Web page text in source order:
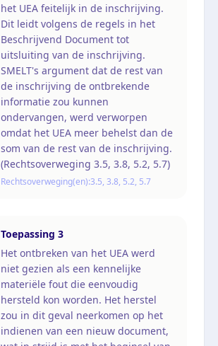
het UEA feitelijk in de inschrijving.
Dit leidt volgens de regels in het
Beschrijvend Document tot
uitsluiting van de inschrijving.
SMELT's argument dat de rest van
de inschrijving de ontbrekende
informatie zou kunnen
ondervangen, werd verworpen
omdat het UEA meer behelst dan de
som van de rest van de inschrijving.
(Rechtsoverweging 3.5, 3.8, 5.2, 5.7)
Rechtsoverweging(en):3.5, 3.8, 5.2, 5.7
Toepassing 3
Het ontbreken van het UEA werd
niet gezien als een kennelijke
materiële fout die eenvoudig
hersteld kon worden. Het herstel
zou in dit geval neerkomen op het
indienen van een nieuw document,